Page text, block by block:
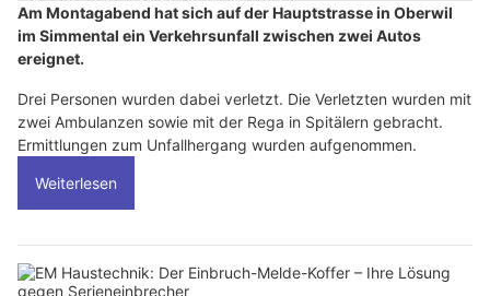
Am Montagabend hat sich auf der Hauptstrasse in Oberwil
im Simmental ein Verkehrsunfall zwischen zwei Autos
ereignet.
Drei Personen wurden dabei verletzt. Die Verletzten wurden mit
zwei Ambulanzen sowie mit der Rega in Spitälern gebracht.
Ermittlungen zum Unfallhergang wurden aufgenommen.
Weiterlesen